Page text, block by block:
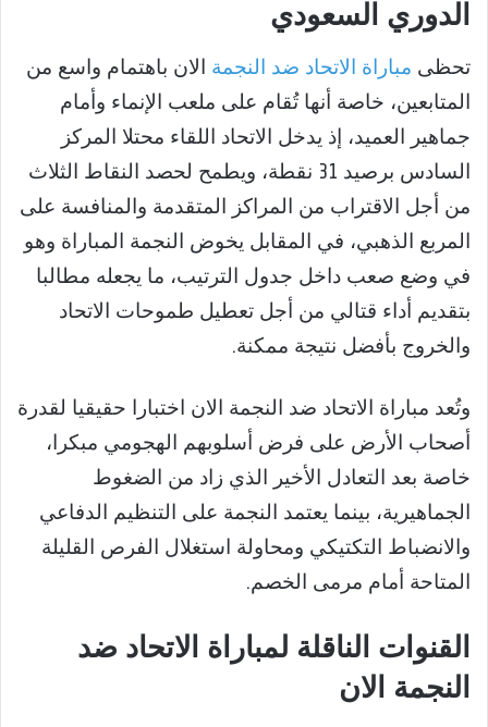
الدوري السعودي
تحظى مباراة الاتحاد ضد النجمة الان باهتمام واسع من
المتابعين، خاصة أنها تُقام على ملعب الإنماء وأمام
جماهير العميد، إذ يدخل الاتحاد اللقاء محتلا المركز
السادس برصيد 31 نقطة، ويطمح لحصد النقاط الثلاث
من أجل الاقتراب من المراكز المتقدمة والمنافسة على
المربع الذهبي، في المقابل يخوض النجمة المباراة وهو
في وضع صعب داخل جدول الترتيب، ما يجعله مطالبا
بتقديم أداء قتالي من أجل تعطيل طموحات الاتحاد
والخروج بأفضل نتيجة ممكنة.
وتُعد مباراة الاتحاد ضد النجمة الان اختبارا حقيقيا لقدرة
أصحاب الأرض على فرض أسلوبهم الهجومي مبكرا،
خاصة بعد التعادل الأخير الذي زاد من الضغوط
الجماهيرية، بينما يعتمد النجمة على التنظيم الدفاعي
والانضباط التكتيكي ومحاولة استغلال الفرص القليلة
المتاحة أمام مرمى الخصم.
القنوات الناقلة لمباراة الاتحاد ضد
النجمة الان